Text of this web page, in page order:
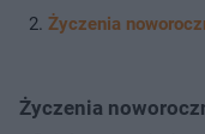
Życzenia
Życzenia